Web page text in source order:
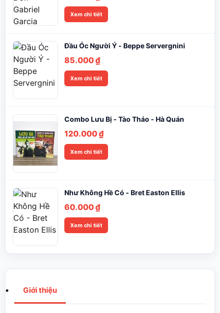
Xem chi tiết
Đầu Óc Người Ý - Beppe Servergnini
85.000₫
Xem chi tiết
Combo Lưu Bị - Tào Tháo - Hà Quán
120.000₫
Xem chi tiết
Như Không Hề Có - Bret Easton Ellis
60.000₫
Xem chi tiết
Giới thiệu